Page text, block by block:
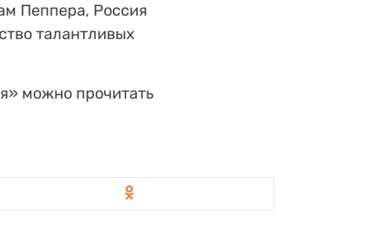
Пеппера, Россия
талантливых
можно прочитать